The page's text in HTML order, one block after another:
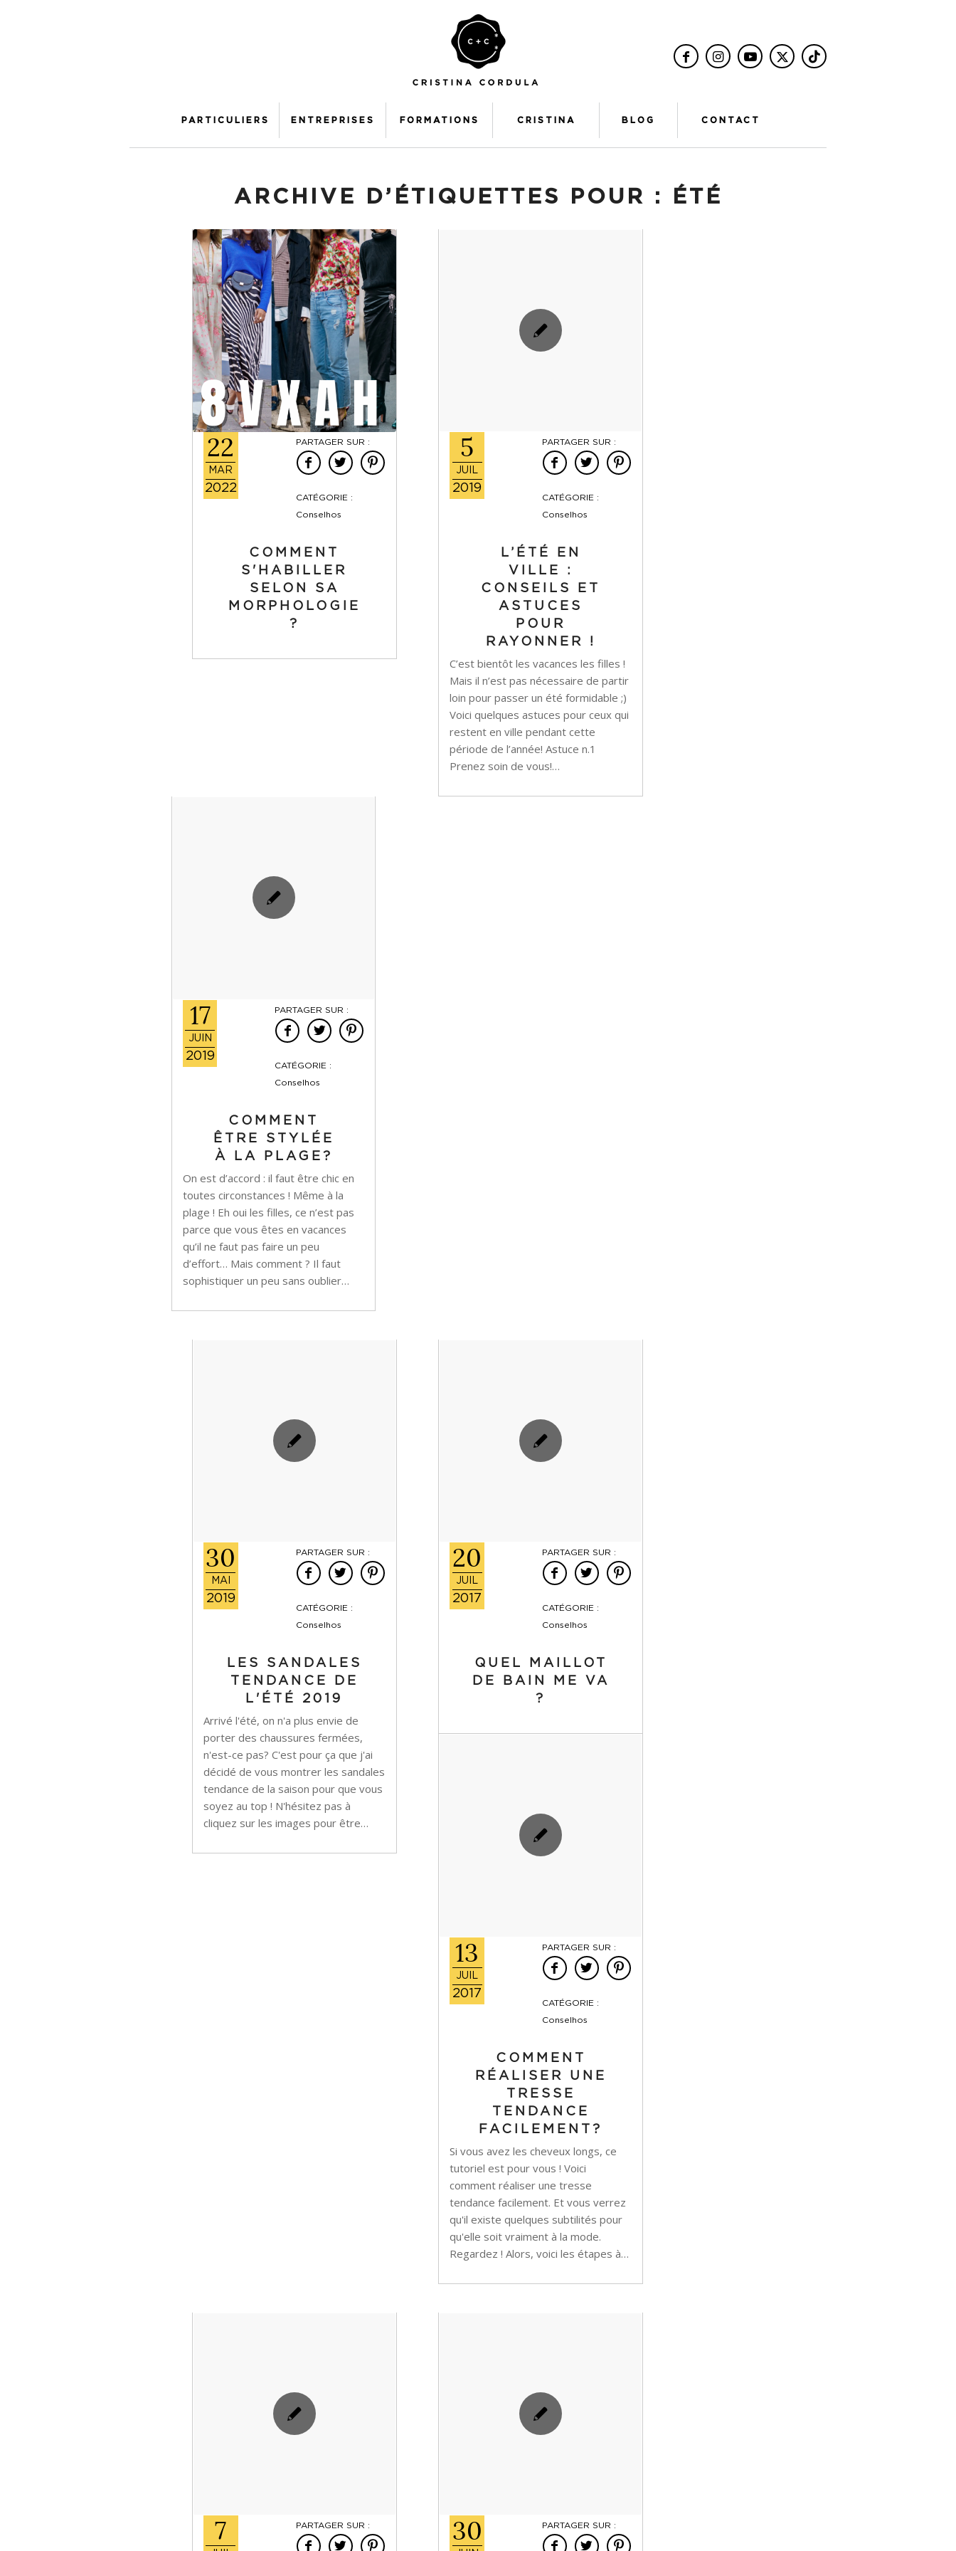
PARTICULIERS ENTREPRISES FORMATIONS CRISTINA BLOG CONTACT
ARCHIVE D’ÉTIQUETTES POUR : ÉTÉ
22
MAR
2022
PARTAGER SUR :
CATÉGORIE :
Conselhos
COMMENT
S'HABILLER
SELON SA
MORPHOLOGIE
?
5
JUIL
2019
PARTAGER SUR :
CATÉGORIE :
Conselhos
L’ÉTÉ EN
VILLE :
CONSEILS ET
ASTUCES
POUR
RAYONNER !
C’est bientôt les vacances les filles !
Mais il n’est pas nécessaire de partir
loin pour passer un été formidable ;)
Voici quelques astuces pour ceux qui
restent en ville pendant cette
période de l’année! Astuce n.1
Prenez soin de vous!…
17
JUIN
2019
PARTAGER SUR :
CATÉGORIE :
Conselhos
COMMENT
ÊTRE STYLÉE
À LA PLAGE?
On est d’accord : il faut être chic en
toutes circonstances ! Même à la
plage ! Eh oui les filles, ce n’est pas
parce que vous êtes en vacances
qu’il ne faut pas faire un peu
d’effort… Mais comment ? Il faut
sophistiquer un peu sans oublier…
30
MAI
2019
PARTAGER SUR :
CATÉGORIE :
Conselhos
LES SANDALES
TENDANCE DE
L'ÉTÉ 2019
Arrivé l'été, on n'a plus envie de
porter des chaussures fermées,
n'est-ce pas? C'est pour ça que j'ai
décidé de vous montrer les sandales
tendance de la saison pour que vous
soyez au top ! N'hésitez pas à
cliquez sur les images pour être…
20
JUIL
2017
PARTAGER SUR :
CATÉGORIE :
Conselhos
QUEL MAILLOT
DE BAIN ME VA
?
13
JUIL
2017
PARTAGER SUR :
CATÉGORIE :
Conselhos
COMMENT
RÉALISER UNE
TRESSE
TENDANCE
FACILEMENT?
Si vous avez les cheveux longs, ce
tutoriel est pour vous ! Voici
comment réaliser une tresse
tendance facilement. Et vous verrez
qu'il existe quelques subtilités pour
qu'elle soit vraiment à la mode.
Regardez ! Alors, voici les étapes à…
7 PARTAGER SUR : 30 PARTAGER SUR :